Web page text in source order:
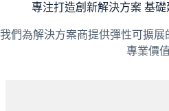
專注打造創新解決方案 基
我們為解決方案商提供彈性可擴
專業價